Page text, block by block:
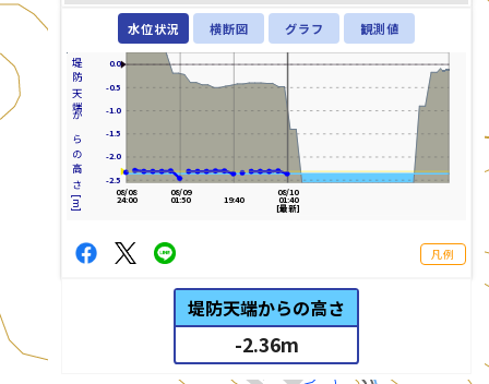
水位状況 横断図 グラフ 観測値
堤防天端からの高さ[m] -2.5
-2.0
-1.5
-1.0
-0.5
0.0
08/10
01:40
[最新]
19:40
08/09
01:50
08/08
24:00
凡例
堤防天端からの高さ
-2.36m